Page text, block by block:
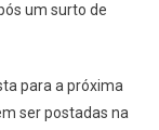
um surto de
para a próxima
ser postadas na